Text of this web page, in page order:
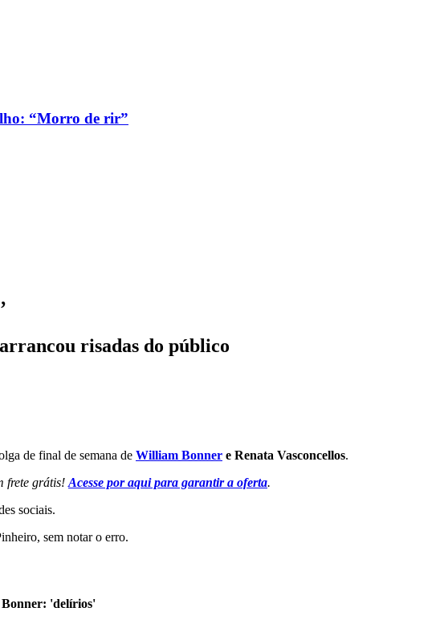
“Morro de rir”
risadas do público
de final de semana de William Bonner e Renata Vasconcellos.
frete grátis! Acesse por aqui para garantir a oferta.
sociais.
sem notar o erro.
Bonner: 'delírios'